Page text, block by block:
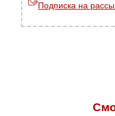
Подписка на